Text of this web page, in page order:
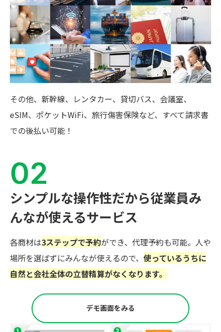
その他、新幹線、レンタカー、貸切バス、会議室、
eSIM、ポケットWiFi、旅行傷害保険など、すべて請求書
での後払い可能！
シンプルな操作性だから従業員み
んなが使えるサービス
各商材は3ステップで予約ができ、代理予約も可能。人や
場所を選ばずにみんなが使えるので、 使っているうちに
自然と会社全体の立替精算がなくなります。
デモ画面をみる